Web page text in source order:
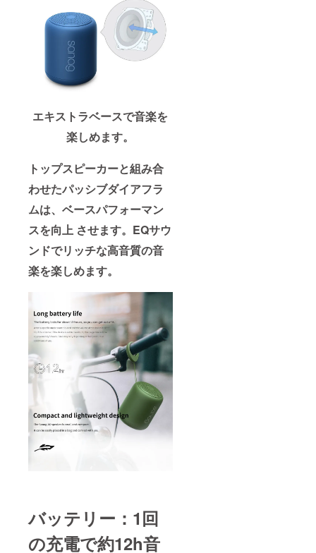
エキストラベースで音楽を
楽しめます。
トップスピーカーと組み合
わせたパッシブダイアフラ
ムは、ベースパフォーマン
スを向上 させます。 EQサウ
ンドでリッチな高音質の音
楽を楽しめます。
バッテリー：1回
の充電で約12h音